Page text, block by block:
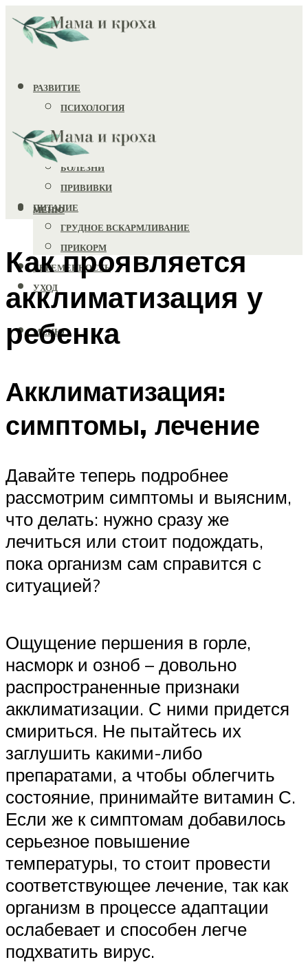
РАЗВИТИЕ
ПСИХОЛОГИЯ
ИГРУШКИ
ЗДОРОВЬЕ
БОЛЕЗНИ
ПРИВИВКИ
ПИТАНИЕ
ГРУДНОЕ ВСКАРМЛИВАНИЕ
ПРИКОРМ
БЕРЕМЕННОСТЬ
УХОД
МЕНЮ
МЕНЮ
Как проявляется
акклиматизация у
ребенка
Акклиматизация:
симптомы, лечение
Давайте теперь подробнее
рассмотрим симптомы и выясним,
что делать: нужно сразу же
лечиться или стоит подождать,
пока организм сам справится с
ситуацией?
Ощущение першения в горле,
насморк и озноб – довольно
распространенные признаки
акклиматизации. С ними придется
смириться. Не пытайтесь их
заглушить какими-либо
препаратами, а чтобы облегчить
состояние, принимайте витамин С.
Если же к симптомам добавилось
серьезное повышение
температуры, то стоит провести
соответствующее лечение, так как
организм в процессе адаптации
ослабевает и способен легче
подхватить вирус.